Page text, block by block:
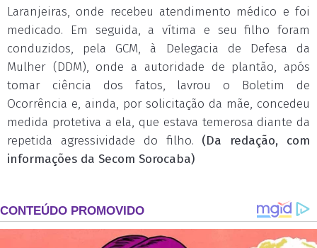
Laranjeiras, onde recebeu atendimento médico e foi
medicado. Em seguida, a vítima e seu filho foram
conduzidos, pela GCM, à Delegacia de Defesa da
Mulher (DDM), onde a autoridade de plantão, após
tomar ciência dos fatos, lavrou o Boletim de
Ocorrência e, ainda, por solicitação da mãe, concedeu
medida protetiva a ela, que estava temerosa diante da
repetida agressividade do filho. (Da redação, com
informações da Secom Sorocaba)